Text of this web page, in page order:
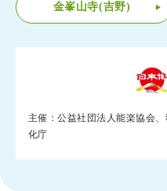
金峯山寺(吉野)
主催：公益社団法人能楽協会
化庁